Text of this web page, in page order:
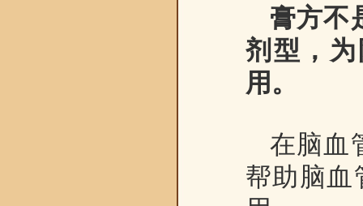
膏方不
剂型，
用。
在脑血
帮助脑血